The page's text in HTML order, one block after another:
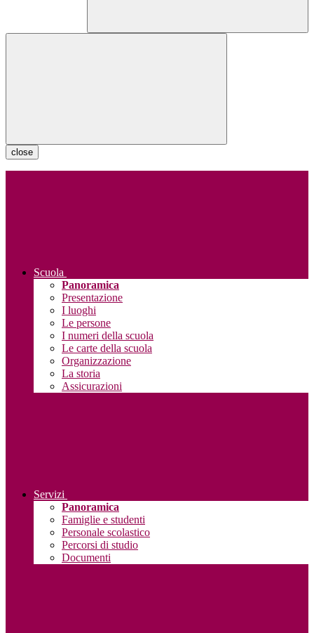
close
Scuola
Panoramica
Presentazione
I luoghi
Le persone
I numeri della scuola
Le carte della scuola
Organizzazione
La storia
Assicurazioni
Servizi
Panoramica
Famiglie e studenti
Personale scolastico
Percorsi di studio
Documenti